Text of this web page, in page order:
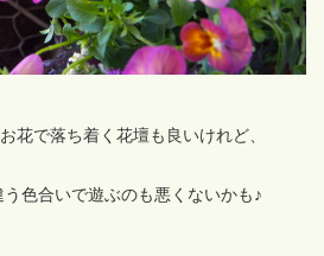
花で落ち着く花壇も良いけれど、
色合いで遊ぶのも悪くないかも♪